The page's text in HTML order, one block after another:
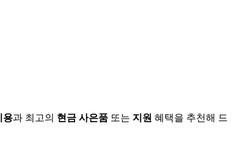
용과 최고의 현금 사은품 또는 지원 혜택을 추천해 드